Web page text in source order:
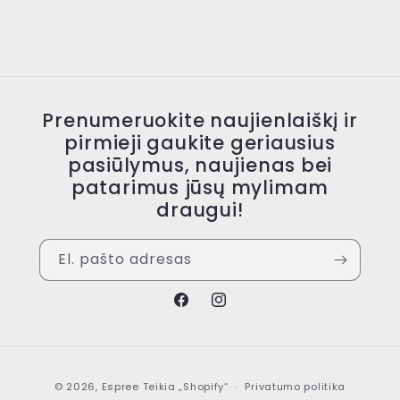
Prenumeruokite naujienlaiškį ir
pirmieji gaukite geriausius
pasiūlymus, naujienas bei
patarimus jūsų mylimam
draugui!
El. pašto adresas
„Facebook“„Instagram“
būdai
© 2026, Espree Teikia „Shopify“ Privatumo politika